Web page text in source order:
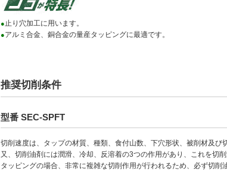
●止り穴加工に用います。
●アルミ合金、銅合金の量産タッピングに最適です。
推奨切削条件
型番 SEC-SPFT
切削速度は、タップの材質、種類、食付山数、下穴形状、被削材及び
又、切削油剤には潤滑、冷却、反溶着の3つの作用があり、これを切削
タッピングの場合、非常に複雑な切削作用が行われるため、必ず切削